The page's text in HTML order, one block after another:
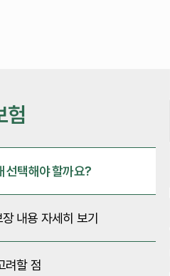
험
선택해야 할까요?
내용 자세히 보기
려할 점